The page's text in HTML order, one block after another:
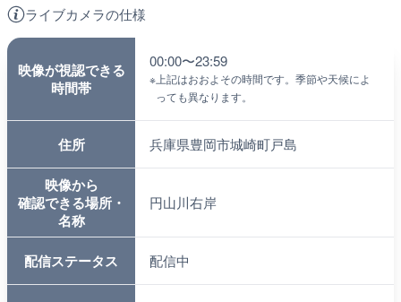
ライブカメラの仕様
映像が視認できる
時間帯
00:00〜23:59
※ 上記はおおよその時間です。季節や天候によ
っても異なります。
住所 兵庫県豊岡市城崎町戸島
映像から
確認できる場所・
名称
円山川右岸
配信ステータス 配信中